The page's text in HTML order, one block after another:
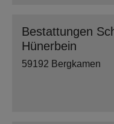
Bestattungen
Hünerbein
59192 Bergkamen